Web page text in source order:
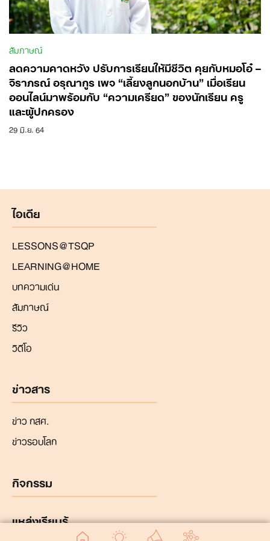
สัมภาษณ์
ลดความคาดหวัง ปรับการเรียนให้มีชีวิต คุยกับหมอโอ๋ –
จิราภรณ์ อรุณากูร เพจ “เลี้ยงลูกนอกบ้าน” เมื่อเรียน
ออนไลน์มาพร้อมกับ “ความเครียด” ของนักเรียน ครู
และผู้ปกครอง
29 มิ.ย. 64
ไอเดีย
LESSONS@TSQP
LEARNING@HOME
บทความเด่น
สัมภาษณ์
รีวิว
วิดีโอ
ข่าวสาร
ข่าว กสศ.
ข่าวรอบโลก
กิจกรรม
แหล่งเรียนรู้